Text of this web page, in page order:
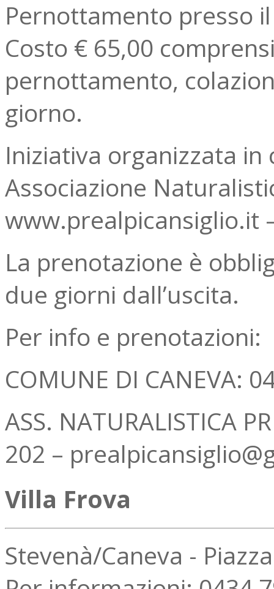
Pernottamento presso
Costo € 65,00
pernottamento,
giorno.
Iniziativa organizzata
Associazione
www.prealpicansiglio.it
La prenotazione è
due giorni dall’uscita.
Per info e prenotazioni:
COMUNE DI CANEVA:
ASS. NATURALISTICA
202 –
Villa Frova
Stevenà/Caneva -